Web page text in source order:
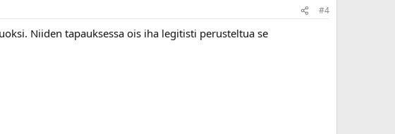
#4
Niiden tapauksessa ois iha legitisti perusteltua se